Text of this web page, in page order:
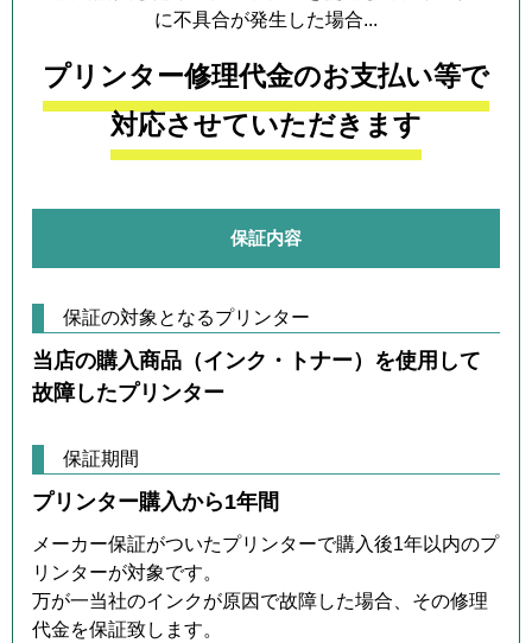
に不具合が発生した場合...
プリンター修理代金のお支払い等で
対応させていただきます
保証内容
保証の対象となるプリンター
当店の購入商品（インク・トナー）を使用して
故障したプリンター
保証期間
プリンター購入から1年間
メーカー保証がついたプリンターで購入後1年以内のプ
リンターが対象です。
万が一当社のインクが原因で故障した場合、その修理
代金を保証致します。